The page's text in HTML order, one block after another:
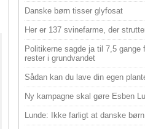
Danske børn tisser glyfosat
Her er 137 svinefarme, der
Politikerne sagde ja til 7,5 gange
rester i grundvandet
Sådan kan du lave din egen
Ny kampagne skal gøre Esben
Lunde: Ikke farligt at danske